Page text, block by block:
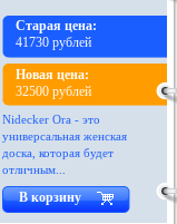
Старая цена:
41730 рублей
Новая цена:
32500 рублей
Nidecker Ora - это
универсальная женская
доска, которая будет
отличным...
В корзину